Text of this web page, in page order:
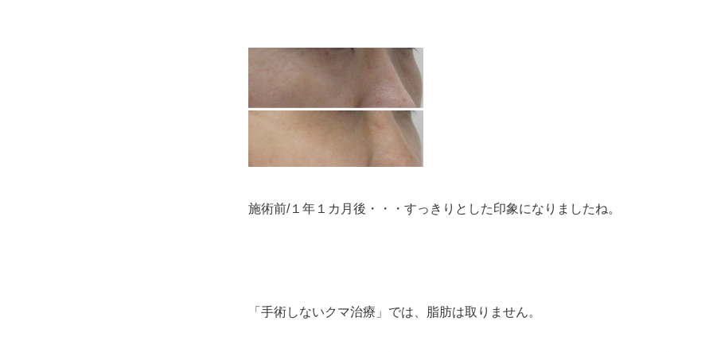
施術前/１年１カ月後・・・すっきりとした印象になりましたね。
「手術しないクマ治療」では、脂肪は取りません。